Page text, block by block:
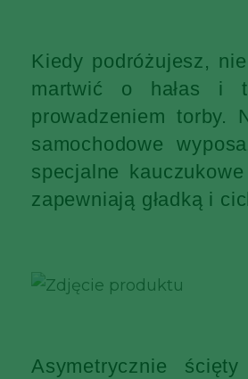
Kiedy podróżujesz,
martwić o hałas i
prowadzeniem torby.
samochodowe
specjalne
zapewniają gładką i
Asymetrycznie